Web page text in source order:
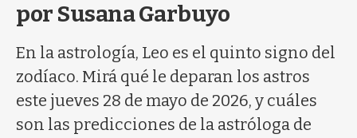
d
por Susana Garbuyo
En la astrología, Leo es el quinto signo del
zodíaco. Mirá qué le deparan los astros
este jueves 28 de mayo de 2026, y cuáles
son las predicciones de la astróloga de